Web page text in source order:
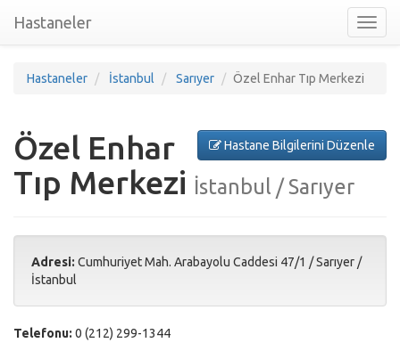
nav
Hastaneler
Hastaneler İstanbul Sarıyer Özel Enhar Tıp Merkezi
Hastane Bilgilerini Düzenle
Özel Enhar
Tıp Merkezi İstanbul / Sarıyer
Adresi: Cumhuriyet Mah. Arabayolu Caddesi 47/1 /Sarıyer /
İstanbul
Telefonu: 0 (212) 299-1344